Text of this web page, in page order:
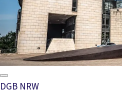
DGB NRW